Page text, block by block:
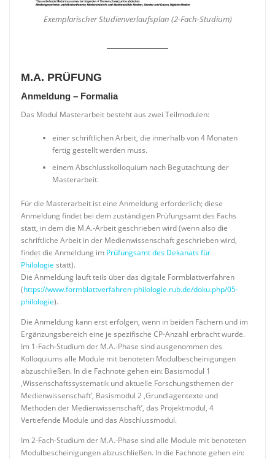
Exemplarischer Studienverlaufsplan (2-Fach-Studium)
M.A. PRÜFUNG
Anmeldung – Formalia
Das Modul Masterarbeit besteht aus zwei Teilmodulen:
einer schriftlichen Arbeit, die innerhalb von 4 Monaten
fertig gestellt werden muss.
einem Abschlusskolloquium nach Begutachtung der
Masterarbeit.
Für die Masterarbeit ist eine Anmeldung erforderlich; diese
Anmeldung findet bei dem zuständigen Prüfungsamt des Fachs
statt, in dem die M.A.-Arbeit geschrieben wird (wenn also die
schriftliche Arbeit in der Medienwissenschaft geschrieben wird,
findet die Anmeldung im Prüfungsamt des Dekanats für
Philologie statt).
Die Anmeldung läuft teils über das digitale Formblattverfahren
(https://www.formblattverfahren-philologie.rub.de/doku.php/05-
philologie).
Die Anmeldung kann erst erfolgen, wenn in beiden Fächern und im
Ergänzungsbereich eine je spezifische CP-Anzahl erbracht wurde.
Im 1-Fach-Studium der M.A.-Phase sind ausgenommen des
Kolloquiums alle Module mit benoteten Modulbescheinigungen
abzuschließen. In die Fachnote gehen ein: Basismodul 1
‚Wissenschaftssystematik und aktuelle Forschungsthemen der
Medienwissenschaft’, Basismodul 2 ‚Grundlagentexte und
Methoden der Medienwissenschaft’, das Projektmodul, 4
Vertiefende Module und das Abschlussmodul.
Im 2-Fach-Studium der M.A.-Phase sind alle Module mit benoteten
Modulbescheinigungen abzuschließen. In die Fachnote gehen ein: